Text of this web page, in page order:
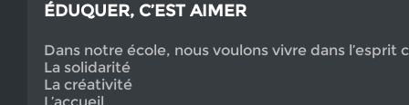
ÉDUQUER, C’EST AIMER
Dans notre école, nous voulons vivre dans l’esprit
La solidarité
La créativité